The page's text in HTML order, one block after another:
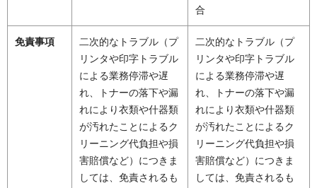
合
免責事項
二次的なトラブル（プ
リンタや印字トラブル
による業務停滞や遅
れ、トナーの落下や漏
れにより衣類や什器類
が汚れたことによるク
リーニング代負担や損
害賠償など）につきま
しては、免責されるも
二次的なトラブル（プ
リンタや印字トラブル
による業務停滞や遅
れ、トナーの落下や漏
れにより衣類や什器類
が汚れたことによるク
リーニング代負担や損
害賠償など）につきま
しては、免責されるも